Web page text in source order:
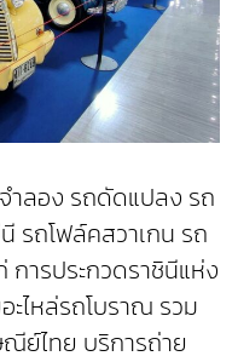
ำลอง รถดัดแปลง รถ
รถโฟล์คสวาเกน รถ
การประกวดราชินีแห่ง
ไหล่รถโบราณ รวม
ย์ไทย บริการถ่าย